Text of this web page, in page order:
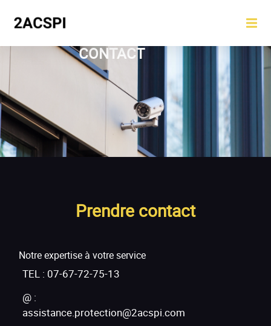
CONTACT
Prendre contact
Notre expertise à votre service
TEL : 07-67-72-75-13
@ :
assistance.protection@2acspi.com